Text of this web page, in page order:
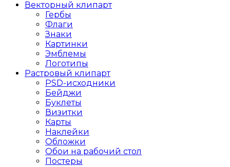
Векторный клипарт
Гербы
Флаги
Знаки
Картинки
Эмблемы
Логотипы
Растровый клипарт
PSD-исходники
Бейджи
Буклеты
Визитки
Карты
Наклейки
Обложки
Обои на рабочий стол
Постеры